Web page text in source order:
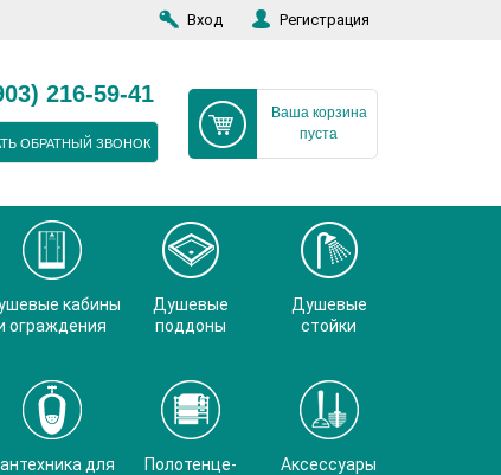
Вход Регистрация
216-59-41
ОБРАТНЫЙ ЗВОНОК
Ваша корзина
пуста
кабины
ограждения
Душевые
поддоны
Душевые
стойки
для
Полотенце-
Аксессуары